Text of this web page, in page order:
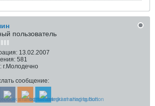
пользователь
13.02.2007
581
г.Молодечно
сообщение: